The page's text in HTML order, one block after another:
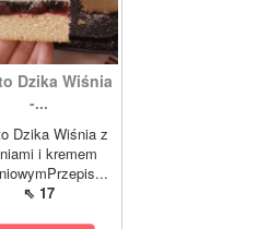
Dzika Wiśnia
-...
Dzika Wiśnia z
i kremem
⇖ 17